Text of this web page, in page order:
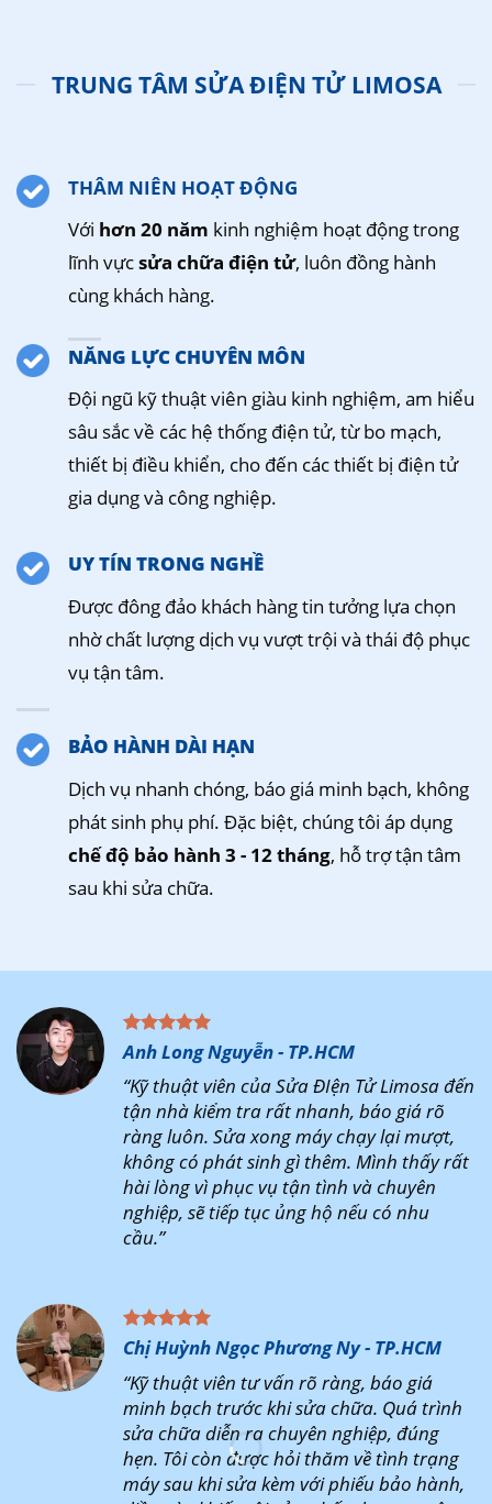
TRUNG TÂM SỬA ĐIỆN TỬ LIMOSA
THÂM NIÊN HOẠT ĐỘNG
Với hơn 20 năm kinh nghiệm hoạt động trong
lĩnh vựcsửa chữa điện tử, luôn đồng hành
cùng khách hàng.
NĂNG LỰC CHUYÊN MÔN
Đội ngũ kỹ thuật viên giàu kinh nghiệm, am hiểu
sâu sắc về các hệ thống điện tử, từ bo mạch,
thiết bị điều khiển, cho đến các thiết bị điện tử
gia dụng và công nghiệp.
UY TÍN TRONG NGHỀ
Được đông đảo khách hàng tin tưởng lựa chọn
nhờ chất lượng dịch vụ vượt trội và thái độ phục
vụ tận tâm.
BẢO HÀNH DÀI HẠN
Dịch vụ nhanh chóng, báo giá minh bạch, không
phát sinh phụ phí. Đặc biệt, chúng tôi áp dụng
chế độ bảo hành 3 - 12 tháng, hỗ trợ tận tâm
sau khi sửa chữa.
Anh Long Nguyễn - TP.HCM
“Kỹ thuật viên của Sửa ĐIện Tử Limosa đến
tận nhà kiểm tra rất nhanh, báo giá rõ
ràng luôn. Sửa xong máy chạy lại mượt,
không có phát sinh gì thêm. Mình thấy rất
hài lòng vì phục vụ tận tình và chuyên
nghiệp, sẽ tiếp tục ủng hộ nếu có nhu
cầu.”
Chị Huỳnh Ngọc Phương Ny - TP.HCM
“Kỹ thuật viên tư vấn rõ ràng, báo giá
minh bạch trước khi sửa chữa. Quá trình
sửa chữa diễn ra chuyên nghiệp, đúng
hẹn. Tôi còn được hỏi thăm về tình trạng
máy sau khi sửa kèm với phiếu bảo hành,